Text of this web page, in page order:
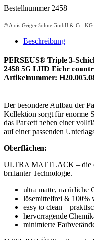
Bestellnummer 2458
© Alois Geiger Söhne GmbH & Co. KG
Beschreibung
PERSEUS® Triple 3-
2458 5G LHD Eiche
Artikelnummer:
Der besondere Aufbau der
Kollektion sorgt für enorme
das Parkett neben einer
auf einer passenden
Oberflächen:
ULTRA MATTLACK – die
brillanter Technologie.
ultra matte, natürliche
lösemittelfrei & 100%
easy to clean –
hervorragende
minimierte